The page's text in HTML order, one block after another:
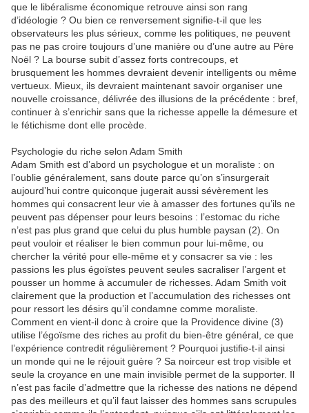
que le libéralisme économique retrouve ainsi son rang
d’idéologie ? Ou bien ce renversement signifie-t-il que les
observateurs les plus sérieux, comme les politiques, ne peuvent
pas ne pas croire toujours d’une manière ou d’une autre au Père
Noël ? La bourse subit d’assez forts contrecoups, et
brusquement les hommes devraient devenir intelligents ou même
vertueux. Mieux, ils devraient maintenant savoir organiser une
nouvelle croissance, délivrée des illusions de la précédente : bref,
continuer à s’enrichir sans que la richesse appelle la démesure et
le fétichisme dont elle procède.
Psychologie du riche selon Adam Smith
Adam Smith est d’abord un psychologue et un moraliste : on
l’oublie généralement, sans doute parce qu’on s’insurgerait
aujourd’hui contre quiconque jugerait aussi sévèrement les
hommes qui consacrent leur vie à amasser des fortunes qu’ils ne
peuvent pas dépenser pour leurs besoins : l’estomac du riche
n’est pas plus grand que celui du plus humble paysan (2). On
peut vouloir et réaliser le bien commun pour lui-même, ou
chercher la vérité pour elle-même et y consacrer sa vie : les
passions les plus égoïstes peuvent seules sacraliser l’argent et
pousser un homme à accumuler de richesses. Adam Smith voit
clairement que la production et l’accumulation des richesses ont
pour ressort les désirs qu’il condamne comme moraliste.
Comment en vient-il donc à croire que la Providence divine (3)
utilise l’égoïsme des riches au profit du bien-être général, ce que
l’expérience contredit régulièrement ? Pourquoi justifie-t-il ainsi
un monde qui ne le réjouit guère ? Sa noirceur est trop visible et
seule la croyance en une main invisible permet de la supporter. Il
n’est pas facile d’admettre que la richesse des nations ne dépend
pas des meilleurs et qu’il faut laisser des hommes sans scrupules